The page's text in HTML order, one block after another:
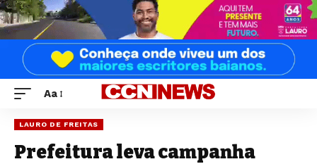
Aa
LAURO DE FREITAS
Prefeitura leva campanha